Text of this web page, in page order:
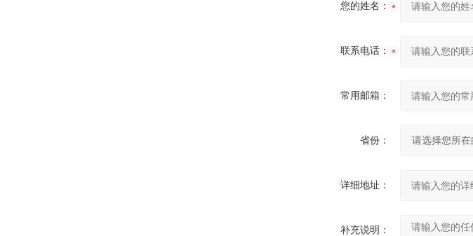
您的姓名：
联系电话：
常用邮箱：
省份：
详细地址：
补充说明：